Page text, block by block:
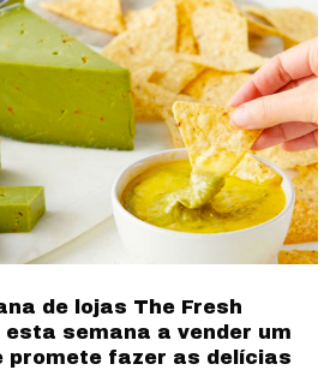
de lojas The Fresh
semana a vender um
promete fazer as delícias